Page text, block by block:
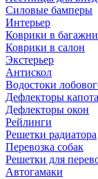
Силовые бамперы
Интерьер
Коврики в
Коврики в салон
Экстерьер
Антискол
Водостоки
Дефлекторы капота
Дефлекторы окон
Рейлинги
Решетки радиатора
Перевозка собак
Решетки для
Автогамаки